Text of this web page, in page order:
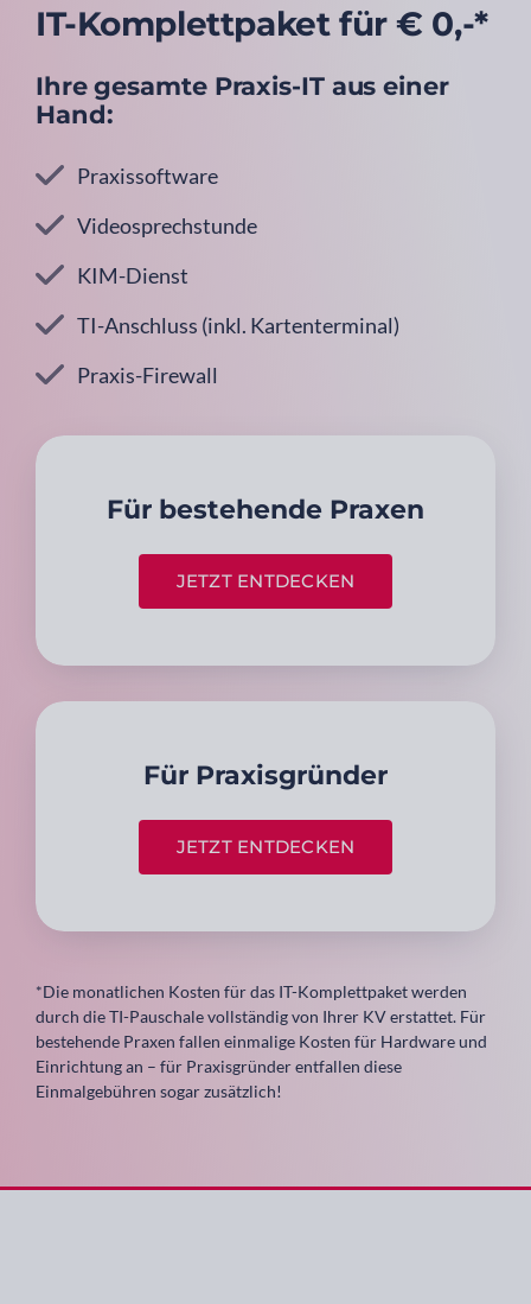
IT-Komplettpaket für € 0,-*
Ihre gesamte Praxis-IT aus einer
Hand:
Praxissoftware
Videosprechstunde
KIM-Dienst
TI-Anschluss (inkl. Kartenterminal)
Praxis-Firewall
Für bestehende Praxen
JETZT ENTDECKEN
Für Praxis­gründer
JETZT ENTDECKEN
*Die monatlichen Kosten für das IT-Komplettpaket werden
durch die TI-Pauschale vollständig von Ihrer KV erstattet. Für
bestehende Praxen fallen einmalige Kosten für Hardware und
Einrichtung an – für Praxisgründer entfallen diese
Einmalgebühren sogar zusätzlich!